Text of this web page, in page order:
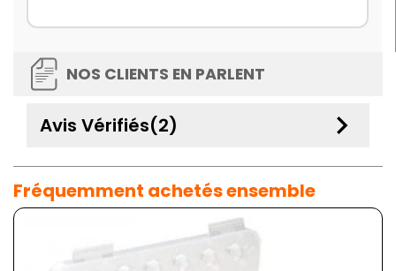
NOS CLIENTS EN PARLENT
Avis Vérifiés(2) keyboard_arrow_down
Fréquemment achetés ensemble